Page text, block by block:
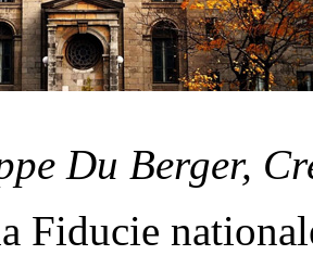
Du Berger,
Fiducie